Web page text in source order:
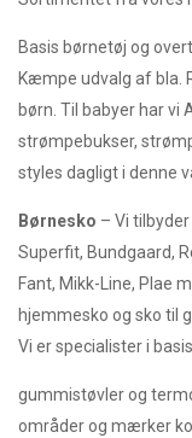
Basis børnetøj og
Kæmpe udvalg af bla.
børn. Til babyer har
strømpebukser,
styles dagligt i denne
Børnesko – Vi
Superfit, Bundgaard,
Fant, Mikk-Line, Plae
hjemmesko og sko til
Vi er specialister i
gummistøvler og
områder og mærker